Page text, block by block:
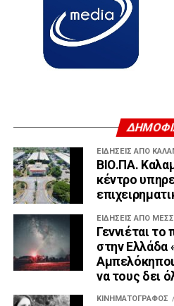
ΕΙΔΗΣΕΙΣ ΑΠΟ
ΒΙΟ.ΠΑ.
κέντρο
ΕΙΔΉΣΕΙΣ ΑΠΟ
Γεννιέται
στην Ελλάδα
να τους δει
ΚΙΝΗΜΑΤΟΓΡΆΦΟΣ